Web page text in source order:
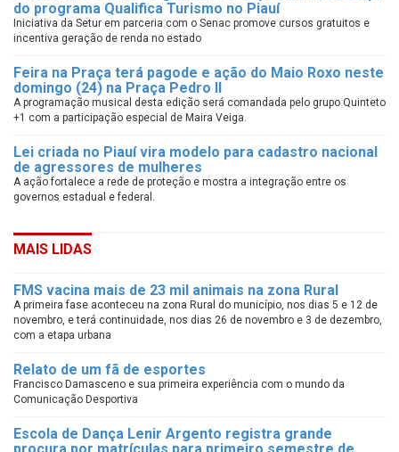
do programa Qualifica Turismo no Piauí
Iniciativa da Setur em parceria com o Senac promove cursos gratuitos e
incentiva geração de renda no estado
Feira na Praça terá pagode e ação do Maio Roxo neste
domingo (24) na Praça Pedro II
A programação musical desta edição será comandada pelo grupo Quinteto
+1 com a participação especial de Maira Veiga.
Lei criada no Piauí vira modelo para cadastro nacional
de agressores de mulheres
A ação fortalece a rede de proteção e mostra a integração entre os
governos estadual e federal.
MAIS LIDAS
FMS vacina mais de 23 mil animais na zona Rural
A primeira fase aconteceu na zona Rural do município, nos dias 5 e 12 de
novembro, e terá continuidade, nos dias 26 de novembro e 3 de dezembro,
com a etapa urbana
Relato de um fã de esportes
Francisco Damasceno e sua primeira experiência com o mundo da
Comunicação Desportiva
Escola de Dança Lenir Argento registra grande